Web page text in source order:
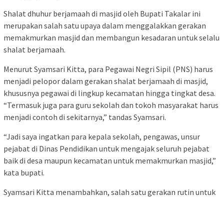
Shalat dhuhur berjamaah di masjid oleh Bupati Takalar ini
merupakan salah satu upaya dalam menggalakkan gerakan
memakmurkan masjid dan membangun kesadaran untuk selalu
shalat berjamaah.
Menurut Syamsari Kitta, para Pegawai Negri Sipil (PNS) harus
menjadi pelopor dalam gerakan shalat berjamaah di masjid,
khususnya pegawai di lingkup kecamatan hingga tingkat desa.
“Termasuk juga para guru sekolah dan tokoh masyarakat harus
menjadi contoh di sekitarnya,” tandas Syamsari.
“Jadi saya ingatkan para kepala sekolah, pengawas, unsur
pejabat di Dinas Pendidikan untuk mengajak seluruh pejabat
baik di desa maupun kecamatan untuk memakmurkan masjid,”
kata bupati.
Syamsari Kitta menambahkan, salah satu gerakan rutin untuk